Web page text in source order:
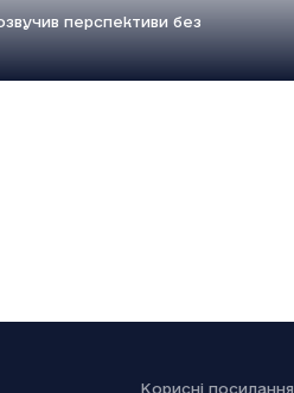
перспективи без
посилено атакує на
Kорисні посилання